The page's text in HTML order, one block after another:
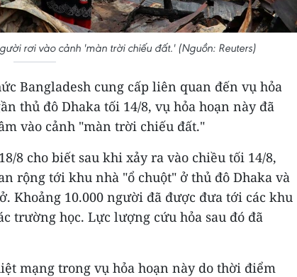
rơi vào cảnh 'màn trời chiếu đất.' (Nguồn: Reuters)
Bangladesh cung cấp liên quan đến vụ hỏa
thủ đô Dhaka tối 14/8, vụ hỏa hoạn này đã
vào cảnh "màn trời chiếu đất."
8 cho biết sau khi xảy ra vào chiều tối 14/8,
rộng tới khu nhà "ổ chuột" ở thủ đô Dhaka và
Khoảng 10.000 người đã được đưa tới các khu
trường học. Lực lượng cứu hỏa sau đó đã
mạng trong vụ hỏa hoạn này do thời điểm